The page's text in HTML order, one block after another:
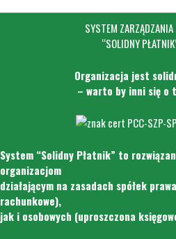
SYSTEM
“SOLIDNY
Organizacja jest
– warto by inni się o
System “Solidny Płatnik” to
organizacjom
działającym na zasadach spółek
rachunkowe),
jak i osobowych (uproszczona